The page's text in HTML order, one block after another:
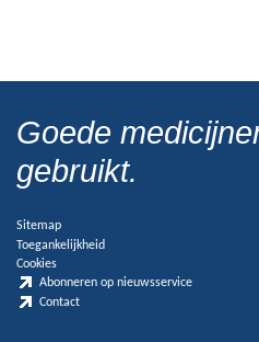
Goede
gebruikt.
Sitemap
Toegankelijkheid
Cookies
Abonneren op nieuwsservice
Contact